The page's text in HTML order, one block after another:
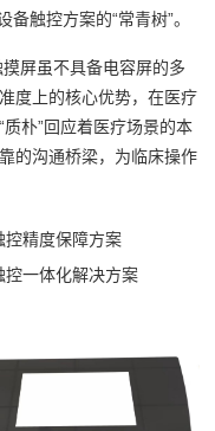
触控方案的“常青树”。
屏虽不具备电容屏的多
度上的核心优势，在医疗
朴”回应着医疗场景的本
的沟通桥梁，为临床操作
控精度保障方案
控一体化解决方案